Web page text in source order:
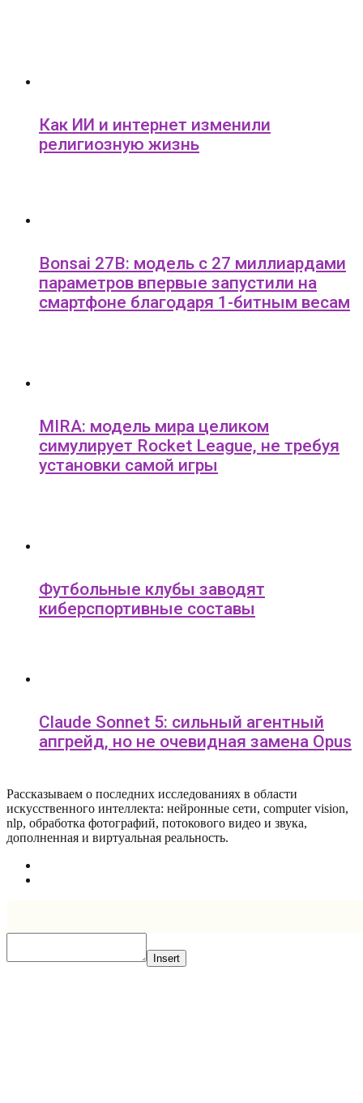
Как ИИ и интернет изменили
религиозную жизнь
Bonsai 27B: модель с 27 миллиардами
параметров впервые запустили на
смартфоне благодаря 1-битным весам
MIRA: модель мира целиком
симулирует Rocket League, не требуя
установки самой игры
Футбольные клубы заводят
киберспортивные составы
Claude Sonnet 5: сильный агентный
апгрейд, но не очевидная замена Opus
Рассказываем о последних исследованиях в области
искусcтвенного интеллекта: нейронные сети, computer vision,
nlp, обработка фотографий, потокового видео и звука,
дополненная и виртуальная реальность.
Insert